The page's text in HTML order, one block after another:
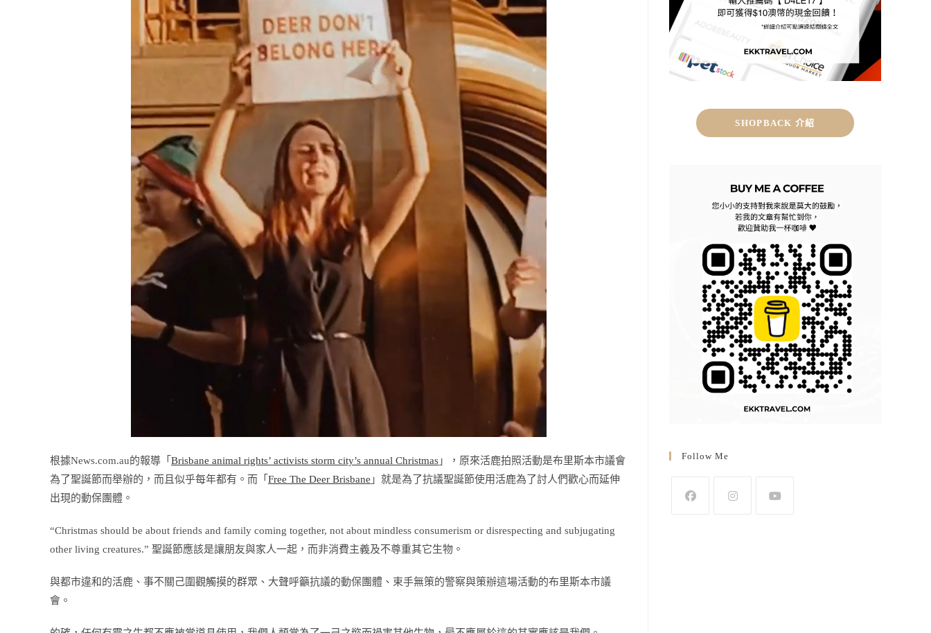
根據News.com.au的報導「 Brisbane animal rights’ activists storm city’s annual Christmas 」，原來活鹿拍照活動是布里斯本市議會
為了聖誕節而舉辦的，而且似乎每年都有。而「 Free The Deer Brisbane 」就是為了抗議聖誕節使用活鹿為了討人們歡心而延伸
出現的動保團體。
“Christmas should be about friends and family coming together, not about mindless consumerism or disrespecting and subjugating
other living creatures.” 聖誕節應該是讓朋友與家人一起，而非消費主義及不尊重其它生物。
與都市違和的活鹿、事不關己圍觀觸摸的群眾、大聲呼籲抗議的動保團體、束手無策的警察與策辦這場活動的布里斯本市議
會。
SHOPBACK 介紹
Follow Me